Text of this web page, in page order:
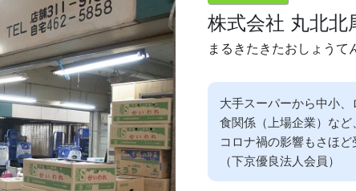
株式会社 丸北北
まるきたきたおしょうて
大手スーパーから中小
食関係（上場企業）など
コロナ禍の影響もさほど
（下京優良法人会員）